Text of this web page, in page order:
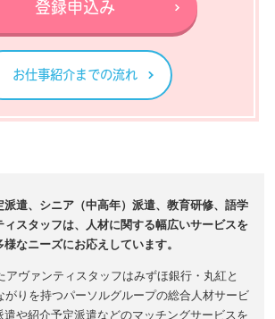
登録申込み
お仕事紹介までの流れ
派遣、シニア（中高年）派遣、教育研修、語学
スタッフは、人材に関する幅広いサービスを
なニーズにお応えしています。
アヴァンティスタッフはみずほ銀行・丸紅と
がりを持つパーソルグループの総合人材サービ
遣や紹介予定派遣などのマッチングサービスを